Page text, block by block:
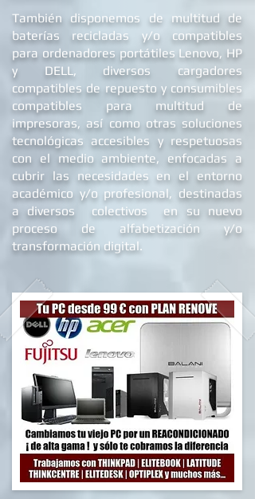
También disponemos de multitud de
baterías recicladas y/o compatibles
para ordenadores portátiles Lenovo, HP
y DELL, diversos cargadores
compatibles de repuesto y consumibles
compatibles para multitud de
impresoras, así como otras soluciones
tecnológicas accesibles y respetuosas
con el medio ambiente, enfocadas a
cubrir las necesidades en el entorno
académico y/o profesional, destinadas
a diversos colectivos en su nuevo
proceso de alfabetización y/o
transformación digital.